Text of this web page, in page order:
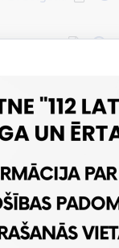
2018.gadā
līdz